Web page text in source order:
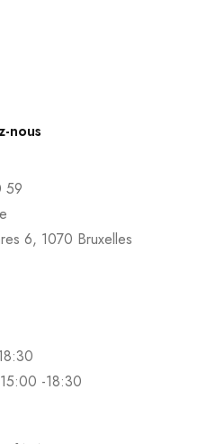
nous
59
6, 1070 Bruxelles
-18:30